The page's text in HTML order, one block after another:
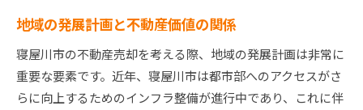
地域の発展計画と不動産価値の関係
寝屋川市の不動産売却を考える際、地域の発展計画は非常に
重要な要素です。近年、寝屋川市は都市部へのアクセスがさ
らに向上するためのインフラ整備が進行中であり、これに伴